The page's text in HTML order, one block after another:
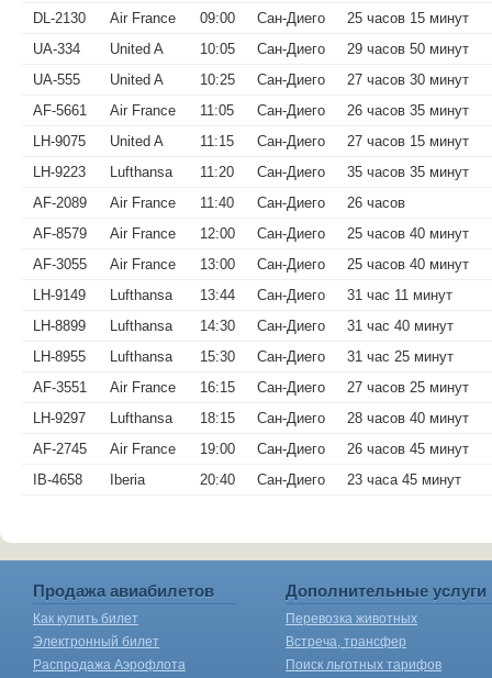
DL-2130
Air France 09:00 Сан-Диего
25 часов 15 минут
UA-334
United A 10:05 Сан-Диего
29 часов 50 минут
UA-555
United A 10:25 Сан-Диего
27 часов 30 минут
AF-5661
Air France 11:05 Сан-Диего
26 часов 35 минут
LH-9075
United A 11:15 Сан-Диего
27 часов 15 минут
LH-9223
Lufthansa 11:20 Сан-Диего
35 часов 35 минут
AF-2089
Air France 11:40 Сан-Диего
26 часов
AF-8579
Air France 12:00 Сан-Диего
25 часов 40 минут
AF-3055
Air France 13:00 Сан-Диего
25 часов 40 минут
LH-9149
Lufthansa 13:44 Сан-Диего
31 час 11 минут
LH-8899
Lufthansa 14:30 Сан-Диего
31 час 40 минут
LH-8955
Lufthansa 15:30 Сан-Диего
31 час 25 минут
AF-3551
Air France 16:15 Сан-Диего
27 часов 25 минут
LH-9297
Lufthansa 18:15 Сан-Диего
28 часов 40 минут
AF-2745
Air France 19:00 Сан-Диего
26 часов 45 минут
IB-4658
Iberia 20:40 Сан-Диего 23 часа 45 минут
Продажа авиабилетов
Как купить билет
Электронный билет
Распродажа Аэрофлота
Дополнительные услуги
Перевозка животных
Встреча, трансфер
Поиск льготных тарифов